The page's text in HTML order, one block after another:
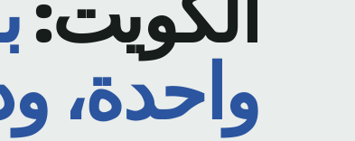
واحدة،